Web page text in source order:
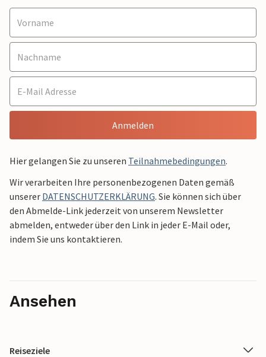
Anmelden
Hier gelangen Sie zu unseren Teilnahmebedingungen.
Wir verarbeiten Ihre personenbezogenen Daten gemäß
unserer DATENSCHUTZERKLÄRUNG. Sie können sich über
den Abmelde-Link jederzeit von unserem Newsletter
abmelden, entweder über den Link in jeder E-Mail oder,
indem Sie uns kontaktieren.
Ansehen
Reiseziele